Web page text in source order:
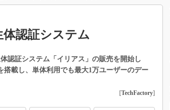
認証システム
認証システム「イリアス」の販売を開始し
載し、単体利用でも最大1万ユーザーのデー
[TechFactory]